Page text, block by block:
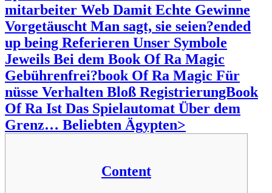
mitarbeiter Web Damit Echte Gewinne
Vorgetäuscht Man sagt, sie seien?ended
up being Referieren Unser Symbole
Jeweils Bei dem Book Of Ra Magic
Gebührenfrei?book Of Ra Magic Für
nüsse Verhalten Bloß RegistrierungBook
Of Ra Ist Das Spielautomat Über dem
Grenz… Beliebten Ägypten>
Content